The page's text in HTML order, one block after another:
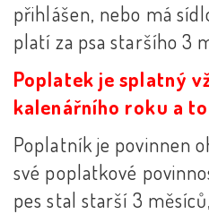
přihlášen, nebo má
platí za psa staršího 3
Poplatek je splatný
kalenářního roku a
Poplatník je povinnen
své poplatkové
pes stal starší 3